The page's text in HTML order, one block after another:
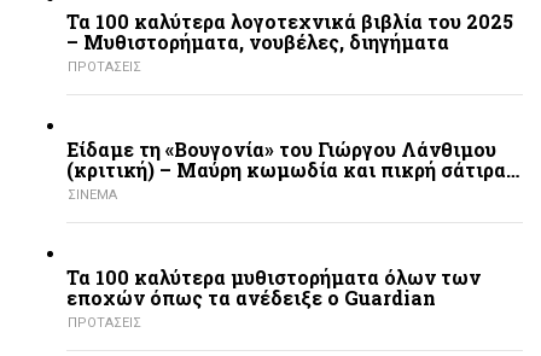
Τα 100 καλύτερα λογοτεχνικά βιβλία του 2025
– Mυθιστορήματα, νουβέλες, διηγήματα
ΠΡΟΤΑΣΕΙΣ
Είδαμε τη «Βουγονία» του Γιώργου Λάνθιμου
(κριτική) – Μαύρη κωμωδία και πικρή σάτιρα…
ΣΙΝΕΜΑ
Τα 100 καλύτερα μυθιστορήματα όλων των
εποχών όπως τα ανέδειξε ο Guardian
ΠΡΟΤΑΣΕΙΣ